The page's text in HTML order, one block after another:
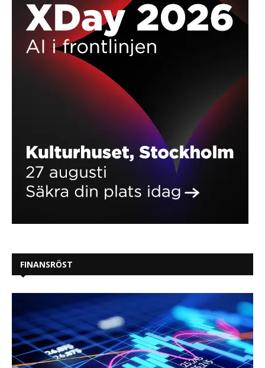
FINANSRÖST